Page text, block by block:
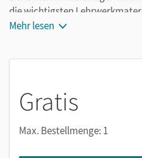
die wichtigsten
Ergänzt um hilfreiche
Mehr lesen
Gratis
Max. Bestellmenge: 1